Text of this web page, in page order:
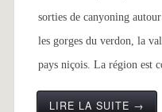
sorties de canyoning
les gorges du verdon, la
pays niçois. La région est
LIRE LA SUITE →